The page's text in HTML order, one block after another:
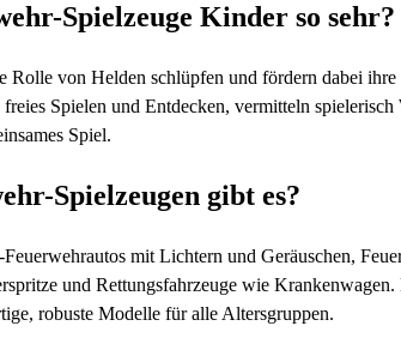
Spielzeuge Kinder so sehr?
Rolle von Helden schlüpfen und fördern dabei
Spielen und Entdecken, vermitteln spielerisch
Spiel.
Spielzeugen gibt es?
mit Lichtern und Geräuschen,
und Rettungsfahrzeuge wie
robuste Modelle für alle Altersgruppen.